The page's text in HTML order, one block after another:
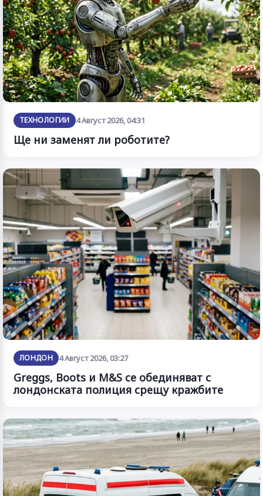
ТЕХНОЛОГИИ 4 Август 2026, 04:31
Ще ни заменят ли роботите?
ЛОНДОН 4 Август 2026, 03:27
Greggs, Boots и M&S се обединяват с
лондонската полиция срещу кражбите